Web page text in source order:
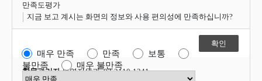
만족도평가
지금 보고 계시는 화면의 정보와 사용 편의성에 만족하십니까?
매우 만족 만족
보통
불만족
매우 불만족
만족도 점수 선택
항목관리자운영지원과 02-2110-1341